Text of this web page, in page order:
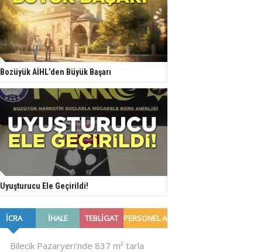
Bozüyük AİHL’den Büyük Başarı
Uyuşturucu Ele Geçirildi!